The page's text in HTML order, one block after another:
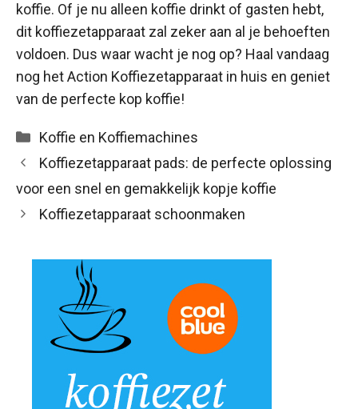
koffie. Of je nu alleen koffie drinkt of gasten hebt,
dit koffiezetapparaat zal zeker aan al je behoeften
voldoen. Dus waar wacht je nog op? Haal vandaag
nog het Action Koffiezetapparaat in huis en geniet
van de perfecte kop koffie!
Categorieën
Koffie en Koffiemachines
Koffiezetapparaat pads: de perfecte oplossing
voor een snel en gemakkelijk kopje koffie
Koffiezetapparaat schoonmaken